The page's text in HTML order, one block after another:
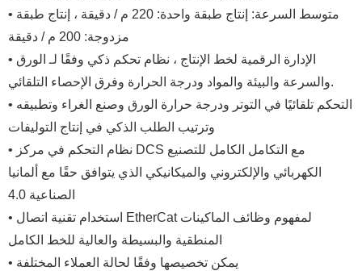
• متوسط ​​السرعة: إنتاج طبقة واحدة: 220 م / دقيقة ، إنتاج طبقة
مزدوجة: 200 م / دقيقة
• الإدارة الرقمية لخط الإنتاج ، نظام تحكم ذكي وفقًا لـ الورق
والسرعة والبيئة والمواد ودرجة الحرارة وفرق الإحصاء التلقائي.
• التحكم تلقائيًا في التوتر ودرجة حرارة الورق وصنع الغراء وتطبيقه
وترتيب الطلب الذكي في إنتاج التوليفات
• نظام التحكم في مركز DCS مع التكامل الكامل للتصنيع
الكهربائي والإلكتروني والميكانيكي الذي يتوافق حقًا مع ألمانيا
الصناعية 4.0
• استخدام تقنية اتصال EtherCat لمفهوم وظائف الماكينات
المنطقية والبسيطة والعالية للخط الكامل
• يمكن تخصيصها وفقًا لحالة العملاء المختلفة